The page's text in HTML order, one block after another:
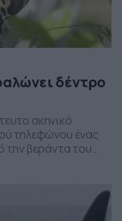
δέντρο
σκηνικό
τηλεφώνου ένας
την βεράντα του